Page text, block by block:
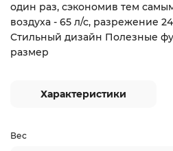
один раз, сэкономив тем
воздуха - 65 л/с, разрежение
Стильный дизайн Полезные
размер
Характеристики
Вес